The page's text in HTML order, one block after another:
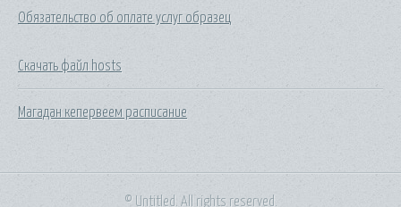
Обязательство об оплате услуг образец
Скачать файл hosts
Магадан кепервеем расписание
© Untitled. All rights reserved.